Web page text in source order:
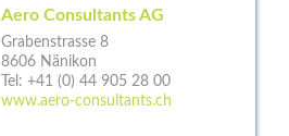
Aero Consultants AG
Grabenstrasse 8
8606 Nänikon
Tel: +41 (0) 44 905 28 00
www.aero-consultants.ch